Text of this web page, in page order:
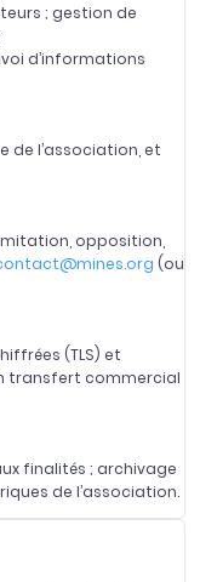
; gestion de
d’informations
de l’association, et
opposition,
(ou
(TLS) et
transfert commercial
finalités ; archivage
de l’association.